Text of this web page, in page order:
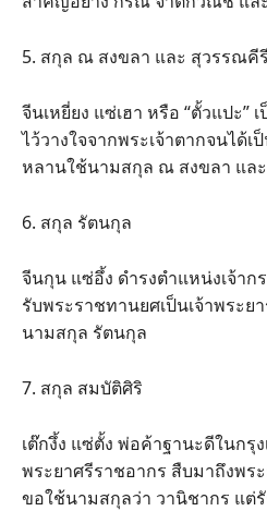
5. สกุล ณ สงขลา และ สุวรรณคีรี
จีนเหยี่ยง แซ่เฮา หรือ “ตั้วแปะ”
ไว้วางใจจากพระเจ้าตากจนได้เ
หลานใช้นามสกุล ณ สงขลา แล
6. สกุล รัตนกุล
จีนกุน แซ่อึ้ง ดำรงตำแหน่งเจ้าก
รับพระราชทานยศเป็นเจ้าพระย
นามสกุล รัตนกุล
7. สกุล สมบัติศิริ
เต๊กงึ้ง แซ่ตั้ง พ่อค้าฐานะดีในกรุ
พระยาศรีราชอากร สืบมาถึงพ
ขอใช้นามสกุลว่า วานิชากร แต่